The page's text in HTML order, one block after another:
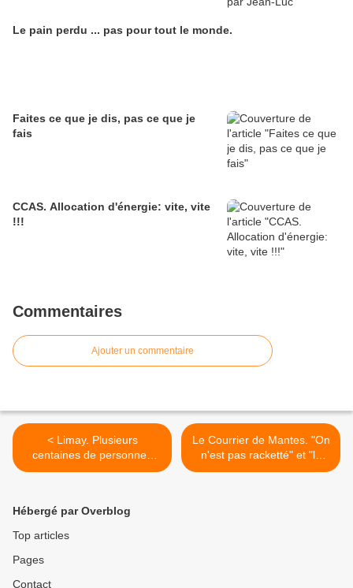
Le pain perdu ... pas pour tout le monde.
Faites ce que je dis, pas ce que je
fais
CCAS. Allocation d'énergie: vite, vite
!!!
Commentaires
Ajouter un commentaire
< Limay. Plusieurs
centaines de personnes
hier pour stopper
Le Courrier de Mantes. "On
n'est pas racketté" et "le
marché au coeur du
Hébergé par Overblog
Top articles
Pages
Contact